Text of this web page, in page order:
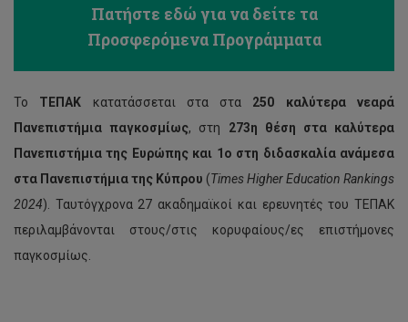
Πατήστε εδώ για να δείτε τα
Προσφερόμενα Προγράμματα
Το ΤΕΠΑΚ κατατάσσεται στα στα 250 καλύτερα νεαρά
Πανεπιστήμια παγκοσμίως, στη 273η θέση στα καλύτερα
Πανεπιστήμια της Ευρώπης και 1ο στη διδασκαλία ανάμεσα
στα Πανεπιστήμια της Κύπρου (Times Higher Education Rankings
2024). Ταυτόγχρονα 27 ακαδημαϊκοί και ερευνητές του ΤΕΠΑΚ
περιλαμβάνονται στους/στις κορυφαίους/ες επιστήμονες
παγκοσμίως.